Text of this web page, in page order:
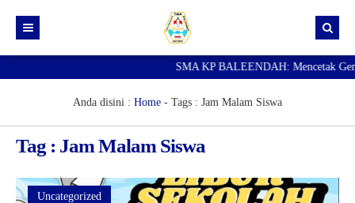
Data Guru
Portal Siswa
SPMB
SMA KP BALEENDAH: Mencetak
Anda disini : Home - Tags : Jam Malam Siswa
Tag : Jam Malam Siswa
Uncategorized